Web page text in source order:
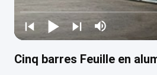
Cinq barres Feuille en